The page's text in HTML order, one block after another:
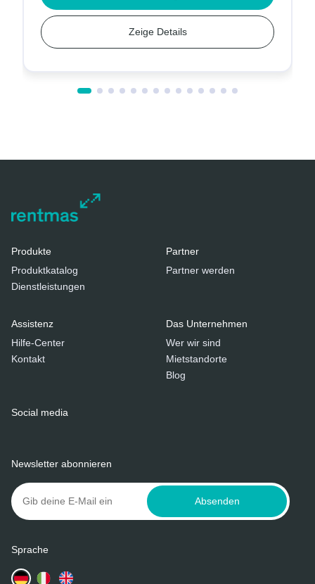
Zeige Details
Produkte
Produktkatalog
Dienstleistungen
Partner
Partner werden
Assistenz
Hilfe-Center
Kontakt
Das Unternehmen
Wer wir sind
Mietstandorte
Blog
Social media
Newsletter abonnieren
Absenden
Sprache